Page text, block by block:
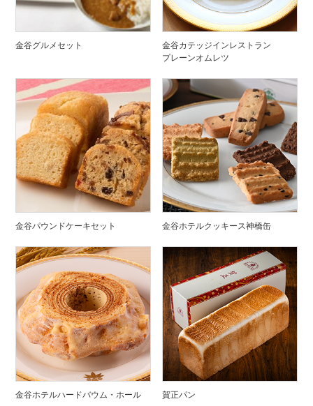
金谷グルメセット
金谷カテッジインレストラン
プレーンオムレツ
金谷パウンドケーキセット 金谷ホテルクッキース神橋缶
金谷ホテルハードバウム・ホール 賀正パン